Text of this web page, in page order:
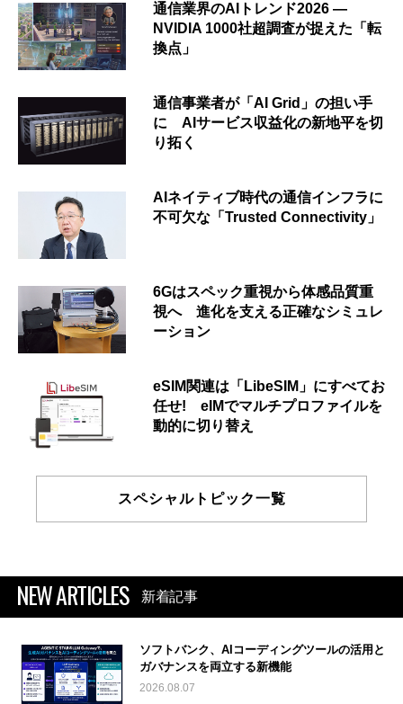
通信業界のAIトレンド2026 ―
NVIDIA 1000社超調査が捉えた「転
換点」
通信事業者が「AI Grid」の担い手
に AIサービス収益化の新地平を切
り拓く
AIネイティブ時代の通信インフラに
不可欠な「Trusted Connectivity」
6Gはスペック重視から体感品質重
視へ 進化を支える正確なシミュレ
ーション
eSIM関連は「LibeSIM」にすべてお
任せ! eIMでマルチプロファイルを
動的に切り替え
スペシャルトピック一覧
NEW ARTICLES 新着記事
ソフトバンク、AIコーディングツールの活用と
ガバナンスを両立する新機能
2026.08.07